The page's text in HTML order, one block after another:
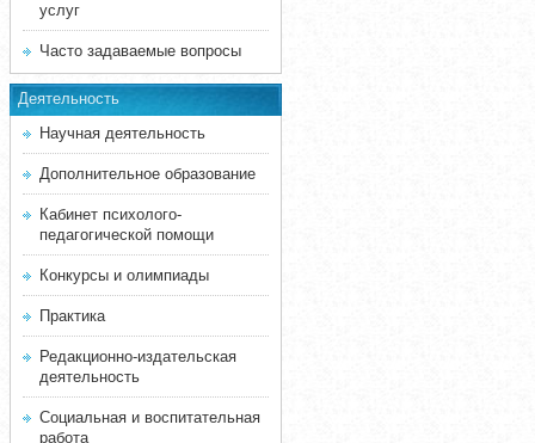
услуг
Часто задаваемые вопросы
Деятельность
Научная деятельность
Дополнительное образование
Кабинет психолого-
педагогической помощи
Конкурсы и олимпиады
Практика
Редакционно-издательская
деятельность
Социальная и воспитательная
работа